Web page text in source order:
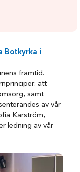
Botkyrka i
framtid.
att
samt
av vår
Karström,
ledning av vår